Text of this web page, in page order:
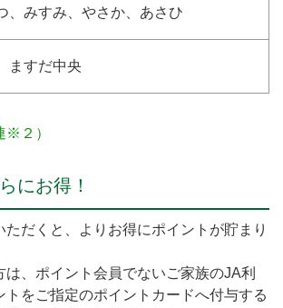
、みすみ、やさか、あさひ
ますだ中央
※２）
にお得！
ただくと、よりお得にポイントが貯まり
は、ポイント会員でないご家族のJA利
トをご指定のポイントカードへ付与する